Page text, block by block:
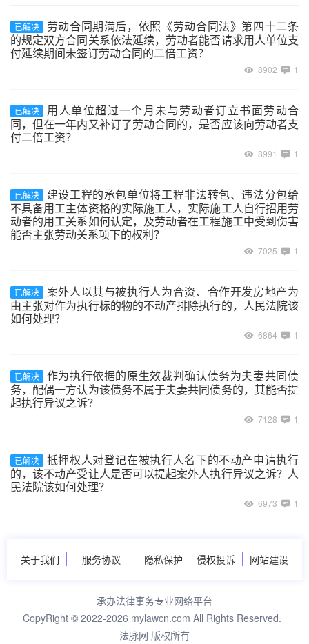
已解决
劳动合同期满后，依照《劳动合同法》第四十二条
的规定双方合同关系依法延续，劳动者能否请求用人单位支
付延续期间未签订劳动合同的二倍工资？
8902 1
已解决
用人单位超过一个月未与劳动者订立书面劳动合
同，但在一年内又补订了劳动合同的，是否应该向劳动者支
付二倍工资？
8991 1
已解决
建设工程的承包单位将工程非法转包、违法分包给
不具备用工主体资格的实际施工人，实际施工人自行招用劳
动者的用工关系如何认定，及劳动者在工程施工中受到伤害
能否主张劳动关系项下的权利？
7025 1
已解决
案外人以其与被执行人为合资、合作开发房地产为
由主张对作为执行标的物的不动产排除执行的，人民法院该
如何处理？
6864 1
已解决
作为执行依据的原生效裁判确认债务为夫妻共同债
务，配偶一方认为该债务不属于夫妻共同债务的，其能否提
起执行异议之诉？
7128 1
已解决
抵押权人对登记在被执行人名下的不动产申请执行
的，该不动产受让人是否可以提起案外人执行异议之诉？人
民法院该如何处理？
6973 1
关于我们 服务协议 隐私保护 侵权投诉 网站建设
承办法律事务专业网络平台
CopyRight © 2022-2026 mylawcn.com All Rights Reserved.
法脉网 版权所有